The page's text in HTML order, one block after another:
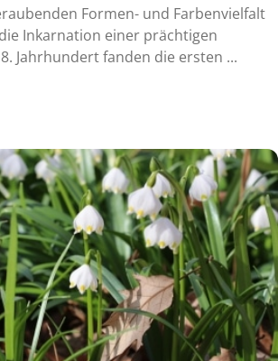
Formen- und Farbenvielfalt
Inkarnation einer prächtigen
Jahrhundert fanden die ersten ...